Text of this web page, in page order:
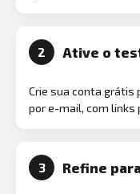
2 Ative o
Crie sua conta grátis
por e-mail, com links
3 Refine